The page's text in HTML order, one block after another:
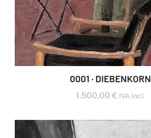
0001 · DIEBENKORN
1.500,00 € IVA incl.